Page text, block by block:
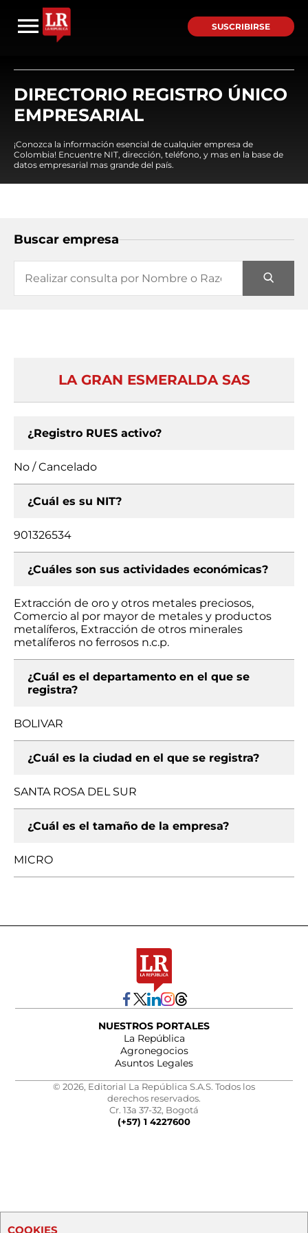
SUSCRIBIRSE
DIRECTORIO REGISTRO ÚNICO
EMPRESARIAL
¡Conozca la información esencial de cualquier empresa de
Colombia! Encuentre NIT, dirección, teléfono, y mas en la base de
datos empresarial mas grande del país.
Buscar empresa
LA GRAN ESMERALDA SAS
¿Registro RUES activo?
No / Cancelado
¿Cuál es su NIT?
901326534
¿Cuáles son sus actividades económicas?
Extracción de oro y otros metales preciosos,
Comercio al por mayor de metales y productos
metalíferos, Extracción de otros minerales
metalíferos no ferrosos n.c.p.
¿Cuál es el departamento en el que se
registra?
BOLIVAR
¿Cuál es la ciudad en el que se registra?
SANTA ROSA DEL SUR
¿Cuál es el tamaño de la empresa?
MICRO
NUESTROS PORTALES
La República
Agronegocios
Asuntos Legales
© 2026, Editorial La República S.A.S. Todos los
derechos reservados.
Cr. 13a 37-32, Bogotá
(+57) 1 4227600
COOKIES